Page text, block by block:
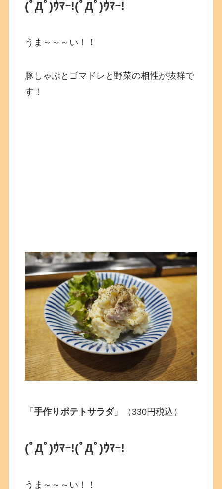
(ﾟДﾟ)ｳﾏｰ!(ﾟДﾟ)ｳﾏｰ!
うま～～～い！！
豚しゃぶとゴマドレと野菜の相性が抜群で
す！
「手作りポテトサラダ」（330円税込）
(ﾟДﾟ)ｳﾏｰ!(ﾟДﾟ)ｳﾏｰ!
うま～～～い！！